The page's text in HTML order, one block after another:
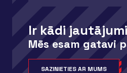
Ir kādi
Mēs esam gatavi
SAZINIETIES AR MUMS